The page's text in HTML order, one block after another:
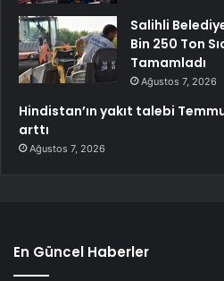
Salihli
Bin 250 Ton
Tamamladı
Ağustos 7, 2026
Hindistan’ın yakıt talebi
arttı
Ağustos 7, 2026
En Güncel Haberler